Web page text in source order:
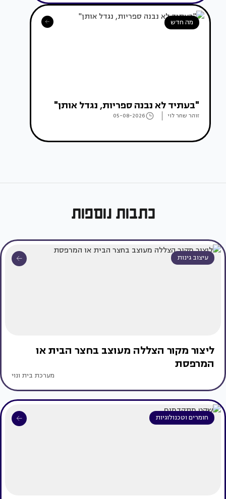
מה חדש
"בעתיד לא נבנה ספריות, נגדל אותן"
זוהר שחר לוי 05-08-2026
כתבות נוספות
עיצוב גינות
ליצור מקור הצללה מעוצב בחצר הבית או
המרפסת
מערכת בית ונוי
חומרים וטכנולוגיות